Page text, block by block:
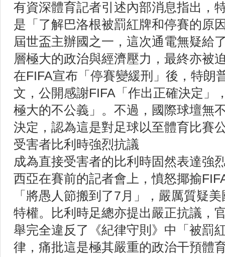
有資深體育記者引述內部消息指出，
是「了解巴洛根被罰紅牌和停賽的原
屆世盃主辦國之一，這次通電無疑給
層極大的政治與經濟壓力，最終亦被
在FIFA宣布「停賽變緩刑」後，特朗
文，公開感謝FIFA「作出正確決定」
極大的不公義」。不過，國際球壇無
決定，認為這是對足球以至體育比賽
受害者比利時強烈抗議
成為直接受害者的比利時固然表達強
西亞在賽前的記者會上，憤怒揶揄
「將愚人節搬到了7月」，嚴厲質疑
特權。比利時足總亦提出嚴正抗議，
舉完全違反了《紀律守則》中「被罰
律，痛批這是極其嚴重的政治干預體